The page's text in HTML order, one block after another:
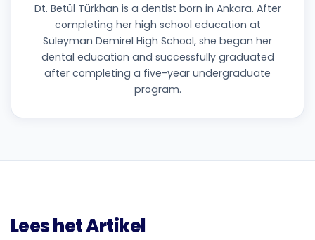
Dt. Betül Türkhan is a dentist born in Ankara. After
completing her high school education at
Süleyman Demirel High School, she began her
dental education and successfully graduated
after completing a five-year undergraduate
program.
Lees het Artikel